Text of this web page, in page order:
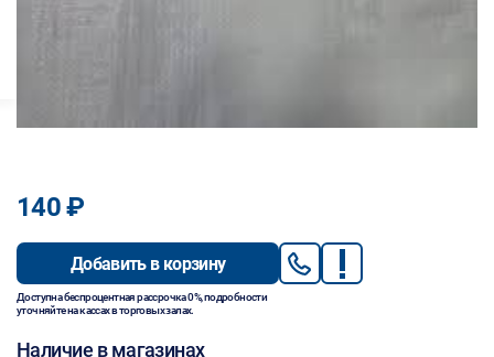
140 ₽
Добавить в корзину
Доступна беспроцентная рассрочка 0%, подробности
уточняйте на кассах в торговых залах.
Наличие в магазинах